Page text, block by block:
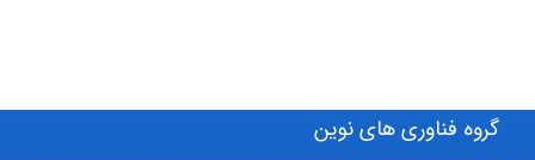
گروه فناوری های نوین